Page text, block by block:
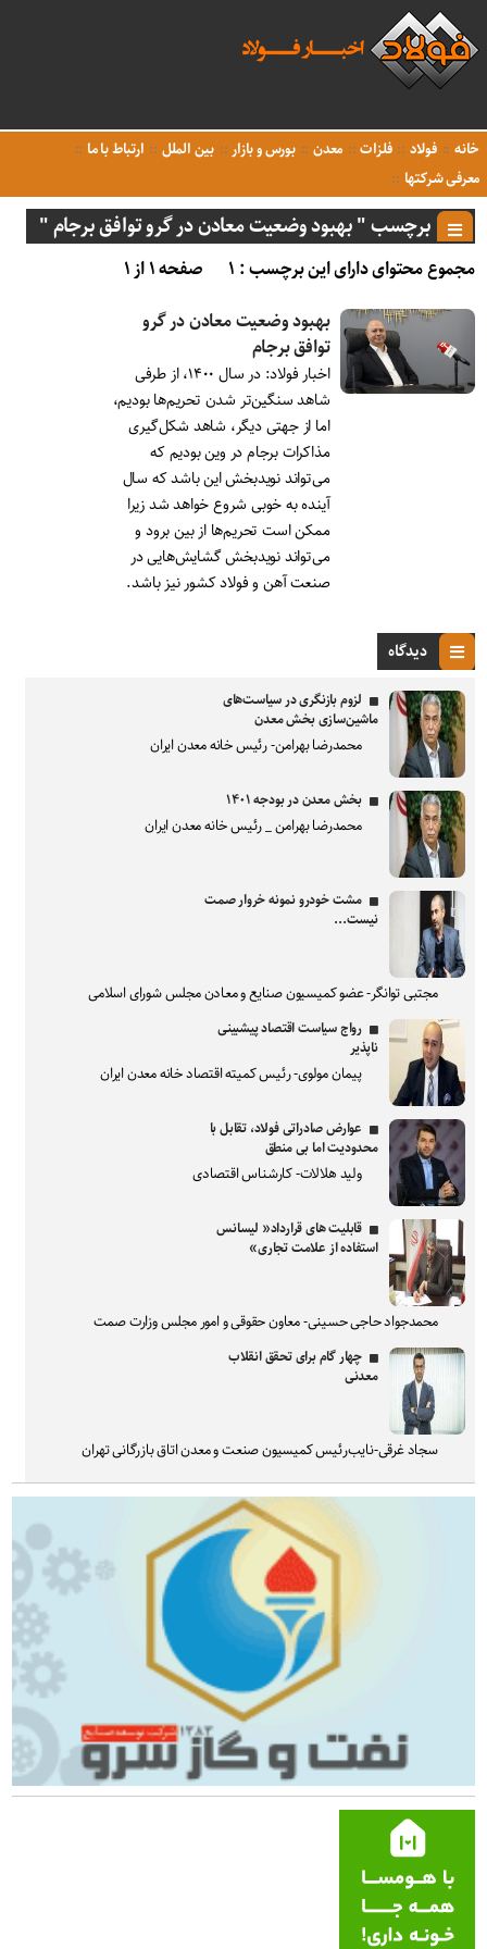
خانه فولاد فلزات معدن بورس و بازار بین الملل
ارتباط با ما
معرفی شرکتها
برچسب " بهبود وضعیت معادن در گرو توافق برجام "
مجموع محتوای دارای این برچسب : ۱
صفحه ۱ از ۱
بهبود وضعیت معادن در گرو
توافق برجام
اخبار فولاد: در سال ۱۴۰۰، از طرفی
شاهد سنگین‌تر شدن تحریم‌ها بودیم،
اما از جهتی دیگر، شاهد شکل‌گیری
مذاکرات برجام در وین بودیم که
می‌تواند نویدبخش این باشد که سال
آینده به خوبی شروع خواهد شد زیرا
ممکن است تحریم‌ها از بین برود و
می‌تواند نویدبخش گشایش‌هایی در
صنعت آهن و فولاد کشور نیز باشد.
دیدگاه
لزوم بازنگری در سیاست‌های
ماشین‌سازی بخش معدن
محمدرضا بهرامن- رئیس خانه معدن ایران
بخش معدن در بودجه ۱۴۰۱
محمدرضا بهرامن _ رئیس خانه معدن ایران
مشت خودرو نمونه خروار صمت
نیست...
مجتبی توانگر- عضو کمیسیون صنایع و معادن مجلس شورای اسلامی
رواج سیاست اقتصاد پیشبینی
ناپذیر
پیمان مولوی- رئیس کمیته اقتصاد خانه معدن ایران
عوارض صادراتی فولاد، تقابل با
محدودیت اما بی منطق
ولید هلالات- کارشناس اقتصادی
قابلیت های قرارداد« لیسانس
استفاده از علامت تجاری»
محمدجواد حاجی حسینی- معاون حقوقی و امور مجلس وزارت صمت
چهار گام برای تحقق انقلاب
معدنی
سجاد غرقی-نایب‌رئیس کمیسیون صنعت و معدن اتاق بازرگانی تهران